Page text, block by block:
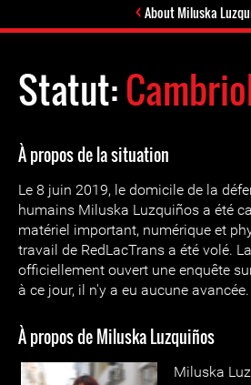
About Miluska
Statut:
À propos de la situation
Le 8 juin 2019, le domicile de la
humains Miluska Luzquiños a été
matériel important, numérique et
travail de RedLacTrans a été volé.
officiellement ouvert une enquête
à ce jour, il n'y a eu aucune avancée.
À propos de Miluska Luzquiños
Miluska